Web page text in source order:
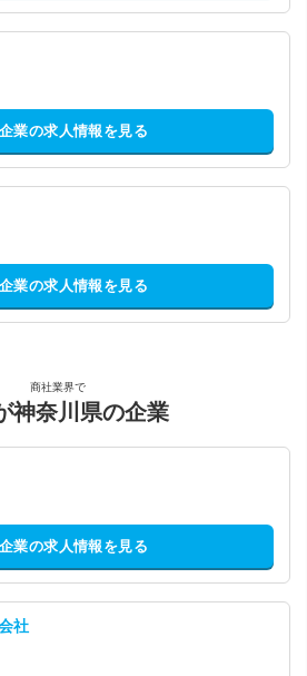
企業の求人情報を見る
企業の求人情報を見る
商社業界で
神奈川県の企業
企業の求人情報を見る
社